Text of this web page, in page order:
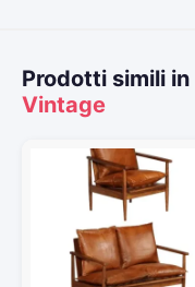
Prodotti simili in
Vintage